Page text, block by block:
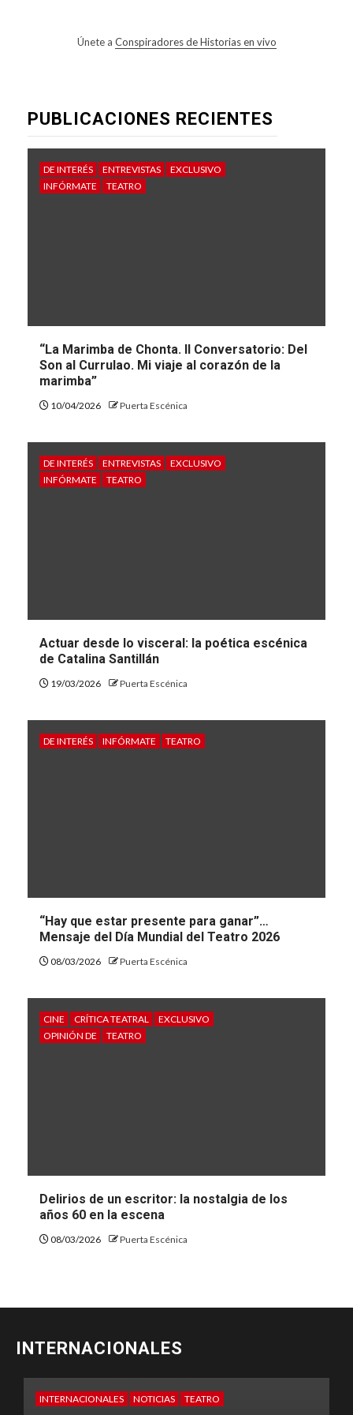
Únete a Conspiradores de Historias en vivo
PUBLICACIONES RECIENTES
DE INTERÉS ENTREVISTAS
EXCLUSIVO
INFÓRMATE
TEATRO
“La Marimba de Chonta. II Conversatorio: Del
Son al Currulao. Mi viaje al corazón de la
marimba”
10/04/2026 Puerta Escénica
DE INTERÉS ENTREVISTAS
EXCLUSIVO
INFÓRMATE
TEATRO
Actuar desde lo visceral: la poética escénica
de Catalina Santillán
19/03/2026 Puerta Escénica
DE INTERÉS INFÓRMATE TEATRO
“Hay que estar presente para ganar”…
Mensaje del Día Mundial del Teatro 2026
08/03/2026 Puerta Escénica
CINE CRÍTICA TEATRAL
EXCLUSIVO
OPINIÓN DE
TEATRO
Delirios de un escritor: la nostalgia de los
años 60 en la escena
08/03/2026 Puerta Escénica
INTERNACIONALES
EXCLUSIVO INFÓRMATE
INTERNACIONALES